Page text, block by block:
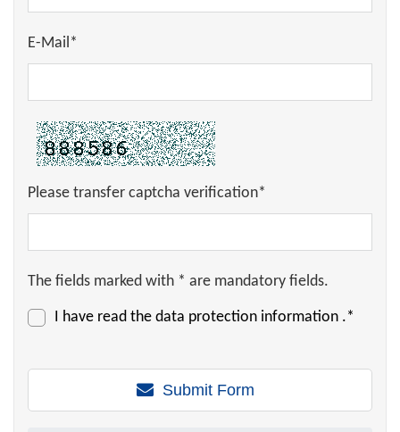
E-Mail*
Please transfer captcha verification*
The fields marked with * are mandatory fields.
I have read the data protection information .*
Submit Form